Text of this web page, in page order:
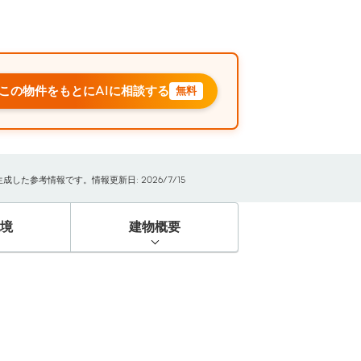
の物件をもとにAIに相談する 無料
した参考情報です。情報更新日: 2026/7/15
建物概要